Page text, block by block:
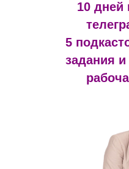
10 дней
5
задания